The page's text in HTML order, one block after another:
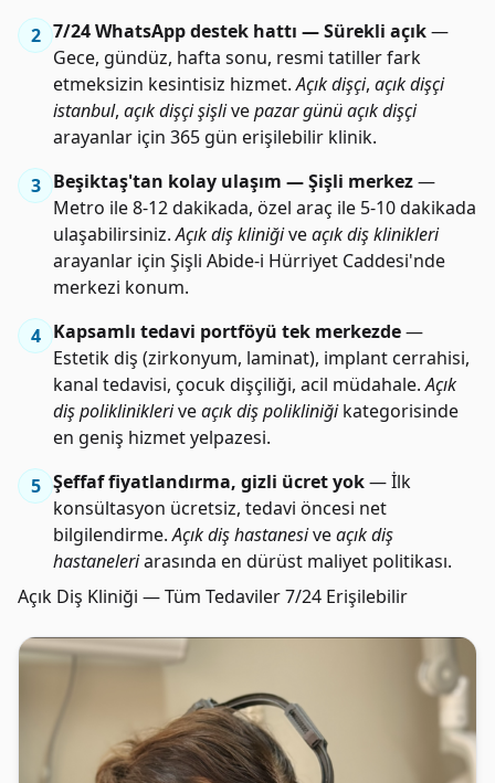
2 7/24 WhatsApp destek hattı — Sürekli açık—
Gece, gündüz, hafta sonu, resmi tatiller fark
etmeksizin kesintisiz hizmet.Açık dişçi, açık dişçi
istanbul, açık dişçi şişlivepazar günü açık dişçi
arayanlar için 365 gün erişilebilir klinik.
3 Beşiktaş'tan kolay ulaşım — Şişli merkez—
Metro ile 8-12 dakikada, özel araç ile 5-10 dakikada
ulaşabilirsiniz.Açık diş kliniğiveaçık diş klinikleri
arayanlar için Şişli Abide-i Hürriyet Caddesi'nde
merkezi konum.
4 Kapsamlı tedavi portföyü tek merkezde—
Estetik diş (zirkonyum, laminat), implant cerrahisi,
kanal tedavisi, çocuk dişçiliği, acil müdahale.Açık
diş poliklinikleriveaçık diş polikliniğikategorisinde
en geniş hizmet yelpazesi.
5 Şeffaf fiyatlandırma, gizli ücret yok— İlk
konsültasyon ücretsiz, tedavi öncesi net
bilgilendirme.Açık diş hastanesiveaçık diş
hastaneleriarasında en dürüst maliyet politikası.
Açık Diş Kliniği — Tüm Tedaviler 7/24 Erişilebilir